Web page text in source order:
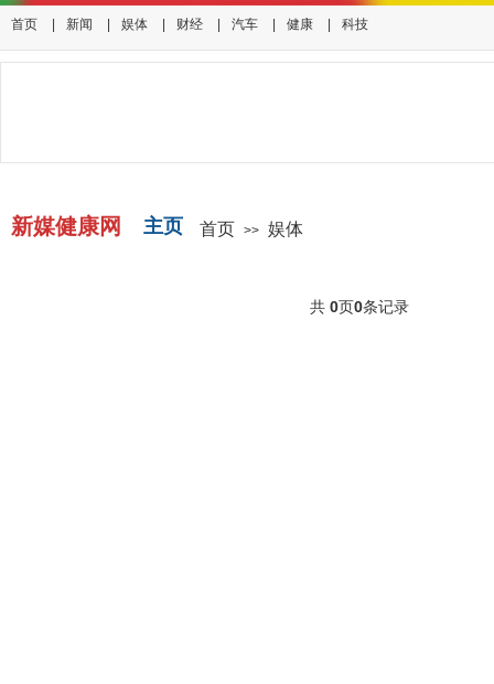
首页 新闻 娱体 财经 汽车 健康 科技
新媒健康网 主页 首页 >> 娱体
共 0页0条记录